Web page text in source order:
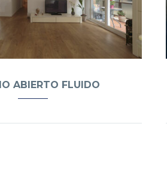
ABIERTO FLUIDO